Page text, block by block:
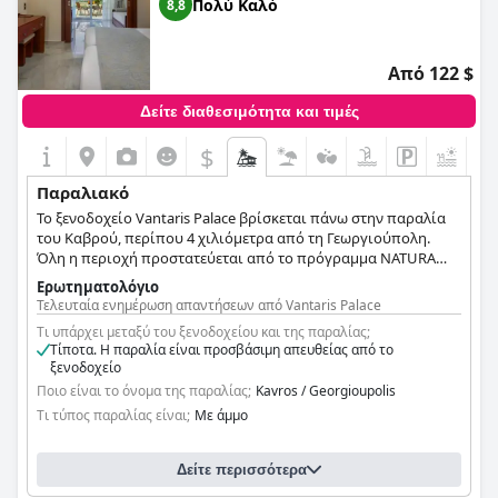
8,8 Πολύ Καλό
Από 122 $
Δείτε διαθεσιμότητα και τιμές
$
Παραλιακό
Το ξενοδοχείο Vantaris Palace βρίσκεται πάνω στην παραλία
του Καβρού, περίπου 4 χιλιόμετρα από τη Γεωργιούπολη.
Όλη η περιοχή προστατεύεται από το πρόγραμμα NATURA
2000, κάτι που εξηγεί την εκπληκτική ομορφιά της. Τα
πεντακάθαρα κρυστάλλινα νερά είναι ρηχά και άρα ιδανική
επιλογή για οικογένειες με μικρά παιδιά.
Ερωτηματολόγιο
Τελευταία ενημέρωση απαντήσεων από Vantaris Palace
Τι υπάρχει μεταξύ του ξενοδοχείου και της παραλίας;
Τίποτα. Η παραλία είναι προσβάσιμη απευθείας από το
ξενοδοχείο
Ποιο είναι το όνομα της παραλίας; Kavros / Georgioupolis
Τι τύπος παραλίας είναι; Με άμμο
Δείτε περισσότερα